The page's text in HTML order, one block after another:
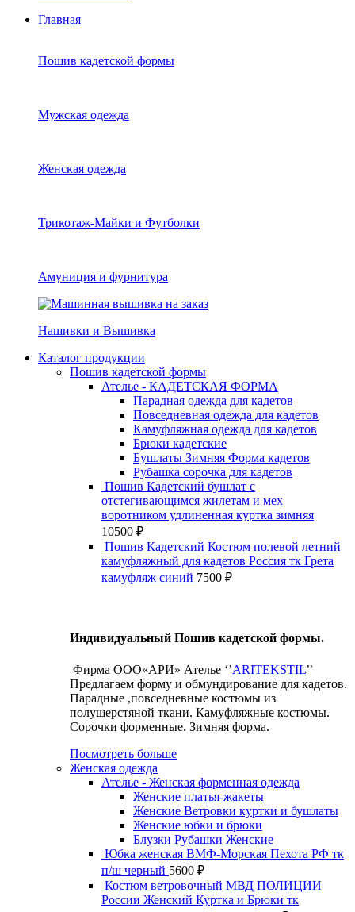
Главная
Пошив кадетской формы
Мужская одежда
Женская одежда
Трикотаж-Майки и Футболки
Амуниция и фурнитура
Нашивки и Вышивка
Каталог продукции
Пошив кадетской формы
Ателье - КАДЕТСКАЯ ФОРМА
Парадная одежда для кадетов
Повседневная одежда для кадетов
Камуфляжная одежда для кадетов
Брюки кадетские
Бушлаты Зимняя Форма кадетов
Рубашка сорочка для кадетов
Пошив Кадетский бушлат с
отстегивающимся жилетам и мех
воротником удлиненная куртка зимняя
10500 ₽
Пошив Кадетский Костюм полевой летний
камуфляжный для кадетов Россия тк Грета
камуфляж синий 7500 ₽
Индивидуальный Пошив кадетской формы.
Фирма ООО«АРИ» Ателье ‘’ARITEKSTIL’’
Предлагаем форму и обмундирование для кадетов.
Парадные ,повседневные костюмы из
полушерстяной ткани. Камуфляжные костюмы.
Сорочки форменные. Зимняя форма.
Посмотреть больше
Женская одежда
Ателье - Женская форменная одежда
Женские платья-жакеты
Женские Ветровки куртки и бушлаты
Женские юбки и брюки
Блузки Рубашки Женские
Юбка женская ВМФ-Морская Пехота РФ тк
п/ш черный 5600 ₽
Костюм ветровочный МВД ПОЛИЦИИ
России Женский Куртка и Брюки тк